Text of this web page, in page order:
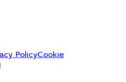
PolicyCookie